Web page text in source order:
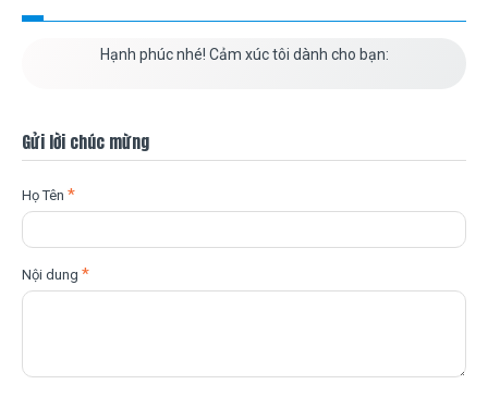
Hạnh phúc nhé! Cảm xúc tôi dành cho bạn:
Gửi lời chúc mừng
Họ Tên
Nội dung